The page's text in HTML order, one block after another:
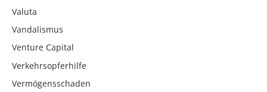
Valuta
Vandalismus
Venture Capital
Verkehrsopferhilfe
Vermögensschaden